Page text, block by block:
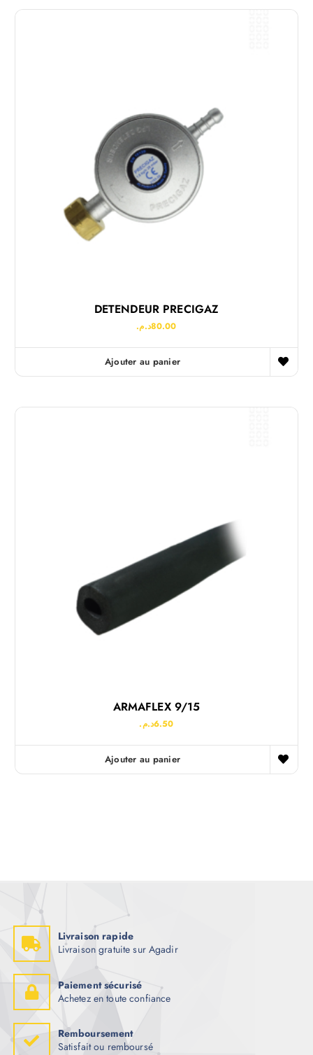
DETENDEUR PRECIGAZ
80.00د.م.
Ajouter au panier
ARMAFLEX 9/15
6.50د.م.
Ajouter au panier
Livraison rapide
Livraison gratuite sur Agadir
Paiement sécurisé
Achetez en toute confiance
Remboursement
Satisfait ou remboursé